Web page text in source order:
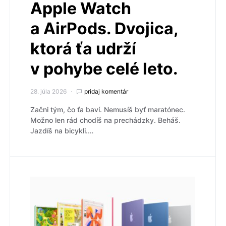
Apple Watch
a AirPods. Dvojica,
ktorá ťa udrží
v pohybe celé leto.
28. júla 2026 pridaj komentár
Začni tým, čo ťa baví. Nemusíš byť maratónec.
Možno len rád chodíš na prechádzky. Beháš.
Jazdíš na bicykli.…